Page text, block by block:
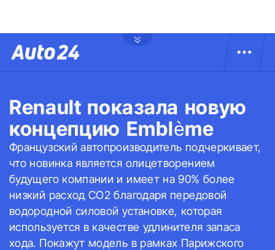
Renault показала новую
концепцию Emblème
Французский автопроизводитель подчеркивает,
что новинка является олицетворением
будущего компании и имеет на 90% более
низкий расход CO2 благодаря передовой
водородной силовой установке, которая
используется в качестве удлинителя запаса
хода. Покажут модель в рамках Парижского